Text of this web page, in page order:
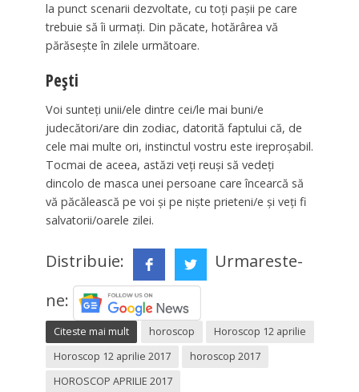
la punct scenarii dezvoltate, cu toți pașii pe care
trebuie să îi urmaţi. Din păcate, hotărârea vă
părăsește în zilele următoare.
Peşti
Voi sunteţi unii/ele dintre cei/le mai buni/e
judecători/are din zodiac, datorită faptului că, de
cele mai multe ori, instinctul vostru este ireproșabil.
Tocmai de aceea, astăzi veţi reuși să vedeţi
dincolo de masca unei persoane care încearcă să
vă păcălească pe voi și pe niște prieteni/e și veţi fi
salvatorii/oarele zilei.
Distribuie:
Urmareste-
ne:
Citeste mai mult horoscop
Horoscop 12 aprilie
Horoscop 12 aprilie 2017
horoscop 2017
HOROSCOP APRILIE 2017